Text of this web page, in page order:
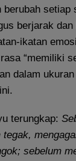
berubah setiap
berjarak
ikatan
“memiliki
dalam
terungkap:
sebelum